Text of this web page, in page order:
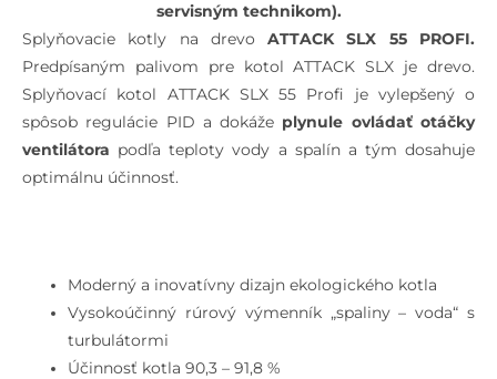
servisným technikom).
Splyňovacie kotly na drevo ATTACK SLX 55 PROFI.
Predpísaným palivom pre kotol ATTACK SLX je drevo.
Splyňovací kotol ATTACK SLX 55 Profi je vylepšený o
spôsob regulácie PID a dokáže plynule ovládať otáčky
ventilátora podľa teploty vody a spalín a tým dosahuje
optimálnu účinnosť.
Moderný a inovatívny dizajn ekologického kotla
Vysokoúčinný rúrový výmenník „spaliny – voda“ s
turbulátormi
Účinnosť kotla 90,3 – 91,8 %